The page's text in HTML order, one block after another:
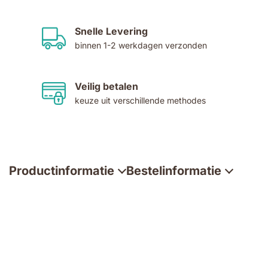
Snelle Levering
binnen 1-2 werkdagen verzonden
Veilig betalen
keuze uit verschillende methodes
Productinformatie Bestelinformatie